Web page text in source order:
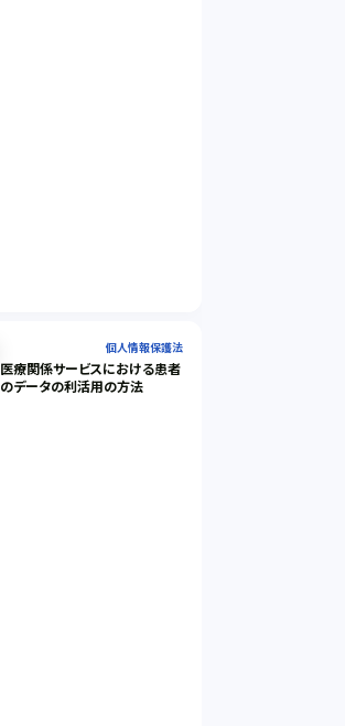
個人情報保護法
医療関係サービスにおける患者
のデータの利活用の方法